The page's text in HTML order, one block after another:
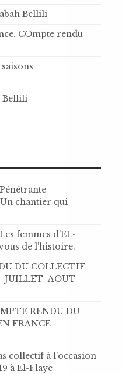
Bellili
COmpte rendu
Bellili
Pénétrante
chantier qui
Les femmes d’EL-
de l’histoire .
DU COLLECTIF
JUILLET- AOUT
RENDU DU
FRANCE –
collectif à l'occasion
à El-Flaye